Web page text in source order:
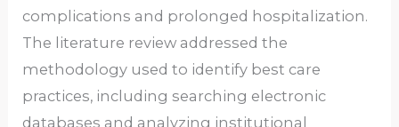
complications and prolonged hospitalization.
The literature review addressed the
methodology used to identify best care
practices, including searching electronic
databases and analyzing institutional